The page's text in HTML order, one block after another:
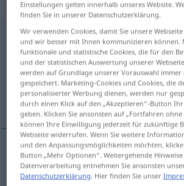
quittieren
Übersicht aller Übersetzungen
(Für mehr Details die Übersetzung
kuitata
kuitata quittieren
Einstellungen gelten innerhalb unseres Website.
finden Sie in unserer Datenschutzerklärung.
Wir verwenden Cookies, damit Sie unsere
und wir besser mit Ihnen kommunizieren können.
funktionale und statistische Cookies, die für den
und der statistischen Auswertung unserer
werden auf Grundlage unserer Vorauswahl
gespeichert. Marketing-Cookies und Cookies, die
personalisierter Werbung dienen, werden nur
durch einen Klick auf den „Akzeptieren“-Button
geben. Klicken Sie ansonsten auf „Fortfahren ohne
können Ihre Einwilligung jederzeit für zukünftige
Webseite widerrufen. Wenn Sie weitere
und den Anpassungsmöglichkeiten möchten,
Button „Mehr Optionen“. Weitergehende
Datenverarbeitung entnehmen Sie ansonsten
Datenschutzerklärung. Hier finden Sie unser